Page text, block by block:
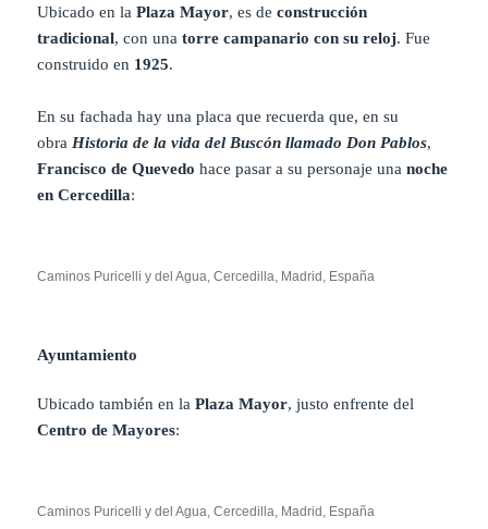
Ubicado en laPlaza Mayor, es deconstrucción
tradicional, con unatorre campanario con su reloj. Fue
construido en 1925.
En su fachada hay una placa que recuerda que, en su
obraHistoria de la vida del Buscón llamado Don Pablos,
Francisco de Quevedo hace pasar a su personaje unanoche
en Cercedilla:
Caminos Puricelli y del Agua, Cercedilla, Madrid, España
Ayuntamiento
Ubicado también en laPlaza Mayor, justo enfrente del
Centro de Mayores:
Caminos Puricelli y del Agua, Cercedilla, Madrid, España